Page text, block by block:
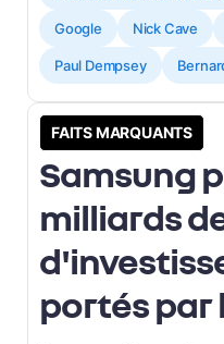
Google Nick Cave
Paul Dempsey
FAITS MARQUANTS
Samsung
milliards
portés par